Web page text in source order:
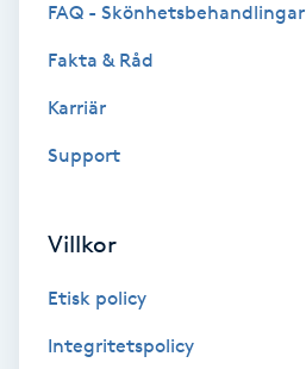
Fransborttagning
Fransförlängning Megavolym
FAQ - Skönhetsbehandlingar
Fakta & Råd
Karriär
Support
Villkor
Etisk policy
Integritetspolicy